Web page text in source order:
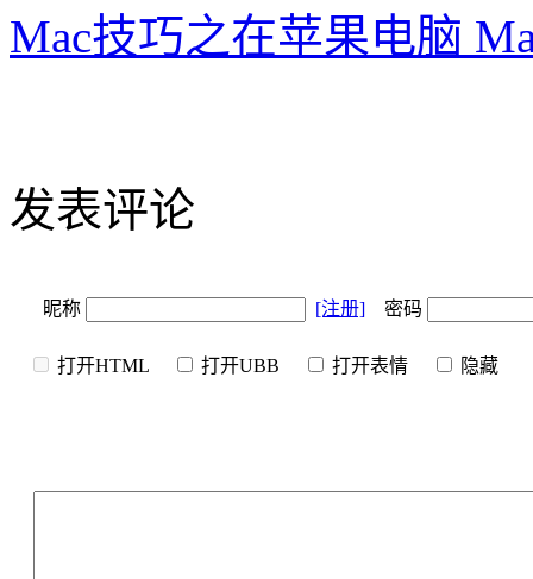
Mac技巧之在苹果电脑
发表评论
昵称 [注册] 密码
打开HTML 打开UBB 打开表情 隐